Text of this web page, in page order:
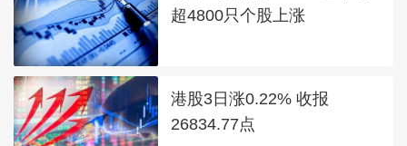
超4800只个股上涨
港股3日涨0.22% 收报
26834.77点